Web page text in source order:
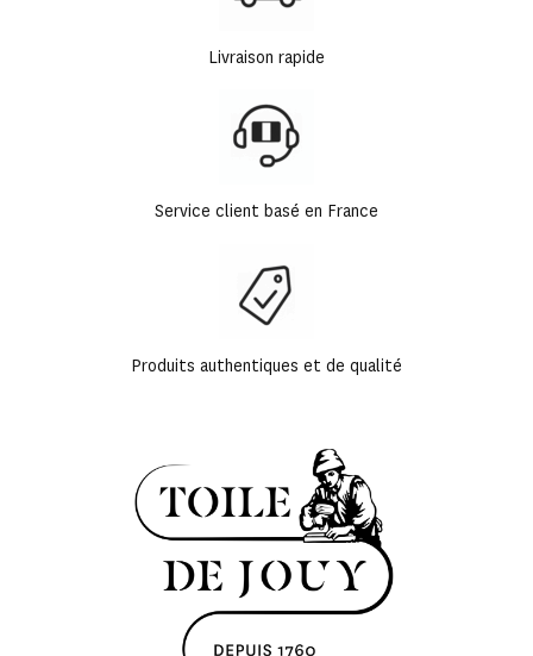
Livraison rapide
Service client basé en France
Produits authentiques et de qualité